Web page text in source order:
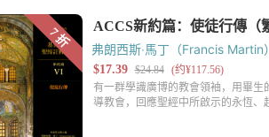
弗朗西斯‧馬丁（Francis Martin）